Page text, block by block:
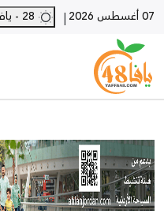
07 أغسطس 2026 |
أخبار محلية
أخبار يافا
SHORTS